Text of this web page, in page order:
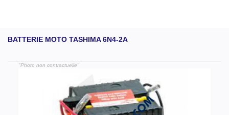
BATTERIE MOTO TASHIMA 6N4-2A
"Photo non contractuelle"